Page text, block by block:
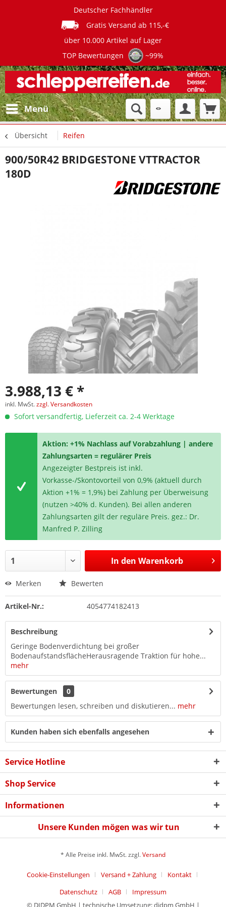
Deutscher Fachhändler
Gratis Versand ab 115,-€
über 10.000 Artikel auf Lager
TOP Bewertungen
~99%
Menü
Übersicht Reifen
900/50R42 BRIDGESTONE VTTRACTOR
180D
3.988,13 € *
inkl. MwSt.zzgl. Versandkosten
Sofort versandfertig, Lieferzeit ca. 2-4 Werktage
Aktion: +1% Nachlass auf Vorabzahlung | andere
Zahlungsarten = regulärer Preis
Angezeigter Bestpreis ist inkl.
Vorkasse-/Skontovorteil von 0,9% (aktuell durch
Aktion +1% = 1,9%) bei Zahlung per Überweisung
(nutzen >40% d. Kunden). Bei allen anderen
Zahlungsarten gilt der reguläre Preis. gez.: Dr.
Manfred P. Zilling
In den Warenkorb
Merken Bewerten
Artikel-Nr.: 4054774182413
Beschreibung
Geringe Bodenverdichtung bei großer
BodenaufstandsflächeHerausragende Traktion für hohe...
mehr
Bewertungen
0
Bewertungen lesen, schreiben und diskutieren... mehr
Kunden haben sich ebenfalls angesehen
Service Hotline
Shop Service
Informationen
Unsere Kunden mögen was wir tun
* Alle Preise inkl. MwSt. zzgl.Versand
Cookie-Einstellungen Versand + Zahlung
Kontakt
Datenschutz
AGB
Impressum
© DIDPM GmbH | technische Umsetzung: didpm GmbH |